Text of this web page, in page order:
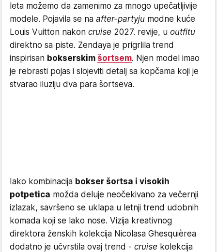
leta možemo da zamenimo za mnogo upečatljivije
modele. Pojavila se na after-partyju modne kuće
Louis Vuitton nakon cruise 2027. revije, u outfitu
direktno sa piste. Zendaya je prigrlila trend
inspirisan bokserskim šortsem. Njen model imao
je rebrasti pojas i slojeviti detalj sa kopčama koji je
stvarao iluziju dva para šortseva.
Iako kombinacija bokser šortsa i visokih
potpetica možda deluje neočekivano za večernji
izlazak, savršeno se uklapa u letnji trend udobnih
komada koji se lako nose. Vizija kreativnog
direktora ženskih kolekcija Nicolasa Ghesquièrea
dodatno je učvrstila ovaj trend - cruise kolekcija